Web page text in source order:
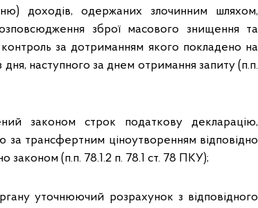
доходів, одержаних злочинним шляхом,
зброї масового знищення та
за дотриманням якого покладено на
наступного за днем отримання запиту (п.п.
законом строк податкову декларацію,
за трансфертним ціноутворенням відповідно
законом (п.п. 78.1.2 п. 78.1 ст. 78 ПКУ);
уточнюючий розрахунок з відповідного